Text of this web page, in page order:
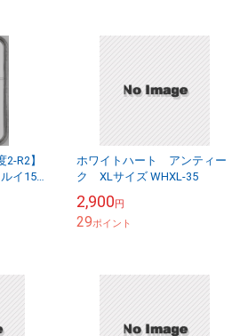
R2】
イ15世
ホワイトハート アンティー
ク XLサイズ WHXL-35
2,900円
29ポイント